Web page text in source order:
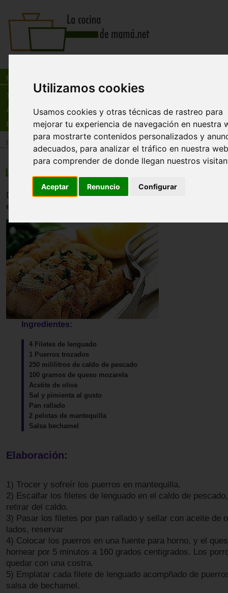
Utilizamos cookies
Usamos cookies y otras técnicas de rastreo para
mejorar tu experiencia de navegación en nuestra
para mostrarte contenidos personalizados y
adecuados, para analizar el tráfico en nuestra
para comprender de donde llegan nuestros
Aceptar Renuncio Configurar
Recetas
Tienda
Actualidad
Registro
Recetas
Lenguado con puerro
Delicioso pescado para la cena de año nuevo. El queso
especial
Ingredientes:
4 Filetes de lenguado
1 Puerros trozados
250 mililitros de caldo de pescado
100 gramos de queso mozarela
Acetite de oliva
Sal y pimienta al gusto
Pan rallado
2 pelotas de mantequilla
Salsa bechamel
Elaboración:
1) Trocer y sofreír los puerros en mantequilla.
2) Escalfar los filetes de lenguado en el caldo de
retirar del caldo.
3) Pasar los filetes por pan rallado y sellar con aceite de
lados, reservar
4) Colocar los puerros en una fuente para horno, y el
hornear por 5 minutos a 160 grados centigrados. Los
quedar con una costra.
5) Emplatar cada filete de lenguado acompñado de
salsa de bechamel.